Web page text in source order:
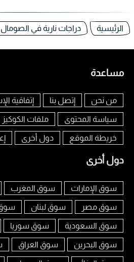
الرئيسية دراجات نارية في الصومال
مساعدة
من نحن إتصل بنا إتفاقية
سياسة المحتوى ملفات الكوكيز
خريطة الموقع دول أخرى
دول أخرى
سوق الإمارات سوق المغرب
سوق مصر سوق لبنان سوق
سوق السعودية سوق سوريا
سوق البحرين سوق العراق